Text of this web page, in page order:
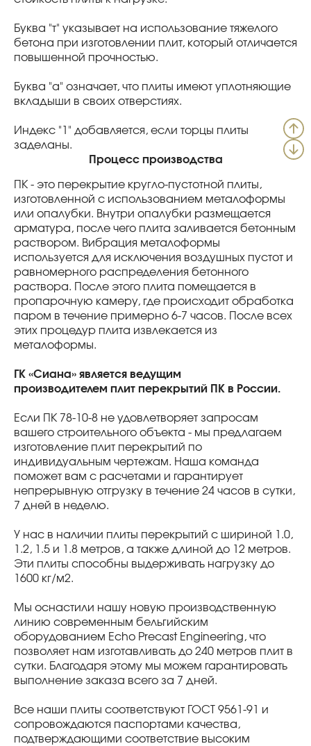
Буква "т" указывает на использование тяжелого
бетона при изготовлении плит, который отличается
повышенной прочностью.
Буква "а" означает, что плиты имеют уплотняющие
вкладыши в своих отверстиях.
Индекс "1" добавляется, если торцы плиты
заделаны.
Процесс производства
ПК - это перекрытие кругло-пустотной плиты,
изготовленной с использованием металоформы
или опалубки. Внутри опалубки размещается
арматура, после чего плита заливается бетонным
раствором. Вибрация металоформы
используется для исключения воздушных пустот и
равномерного распределения бетонного
раствора. После этого плита помещается в
пропарочную камеру, где происходит обработка
паром в течение примерно 6-7 часов. После всех
этих процедур плита извлекается из
металоформы.
ГК «Сиана» является ведущим
производителем плит перекрытий ПК в России.
Если ПК 78-10-8 не удовлетворяет запросам
вашего строительного объекта - мы предлагаем
изготовление плит перекрытий по
индивидуальным чертежам. Наша команда
поможет вам с расчетами и гарантирует
непрерывную отгрузку в течение 24 часов в сутки,
7 дней в неделю.
У нас в наличии плиты перекрытий с шириной 1.0,
1.2, 1.5 и 1.8 метров, а также длиной до 12 метров.
Эти плиты способны выдерживать нагрузку до
1600 кг/м2.
Мы оснастили нашу новую производственную
линию современным бельгийским
оборудованием Echo Precast Engineering, что
позволяет нам изготавливать до 240 метров плит в
сутки. Благодаря этому мы можем гарантировать
выполнение заказа всего за 7 дней.
Все наши плиты соответствуют ГОСТ 9561-91 и
сопровождаются паспортами качества,
подтверждающими соответствие высоким